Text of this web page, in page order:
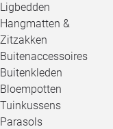
Ligbedden
Hangmatten &
Zitzakken
Buitenaccessoires
Buitenkleden
Bloempotten
Tuinkussens
Parasols